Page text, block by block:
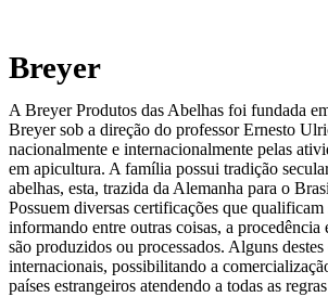
Breyer
A Breyer Produtos das Abelhas foi fundada
Breyer sob a direção do professor Ernesto
nacionalmente e internacionalmente pelas
em apicultura. A família possui tradição
abelhas, esta, trazida da Alemanha para o
Possuem diversas certificações que qualificam
informando entre outras coisas, a procedência
são produzidos ou processados. Alguns
internacionais, possibilitando a
países estrangeiros atendendo a todas as